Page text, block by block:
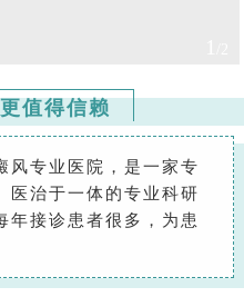
值得信赖
风专业医院，是一家专
医治于一体的专业科研
年接诊患者很多，为患